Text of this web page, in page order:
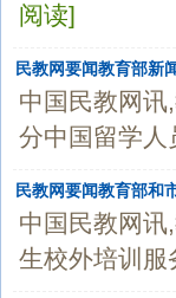
阅读]
民教网要闻教育部新
中国民教网
分中国留学人
民教网要闻教育部和
中国民教网
生校外培训服